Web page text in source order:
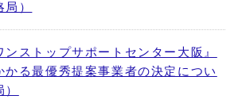
）
ンストップサポートセンター大阪』
かる最優秀提案事業者の決定につい